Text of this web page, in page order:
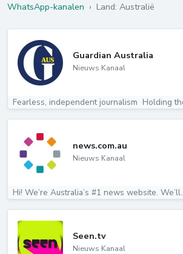
WhatsApp-kanalen › Land: Australië
Guardian Australia
Nieuws Kanaal
Fearless, independent journalism ️ Holding
news.com.au
Nieuws Kanaal
Hi! We’re Australia’s #1 news website.
Seen.tv
Nieuws Kanaal